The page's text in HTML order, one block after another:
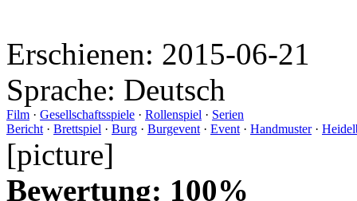
Erschienen: 2015-06-21
Sprache: Deutsch
Film · Gesellschaftsspiele · Rollenspiel · Serien
Bericht · Brettspiel · Burg · Burgevent · Event · Handmuster·
[picture]
Bewertung: 100%